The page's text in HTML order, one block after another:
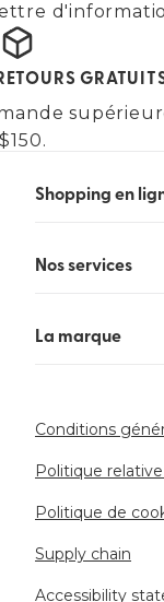
Shopping en
Nos services
La marque
Conditions
Politique
Politique de
Supply chain
Accessibility